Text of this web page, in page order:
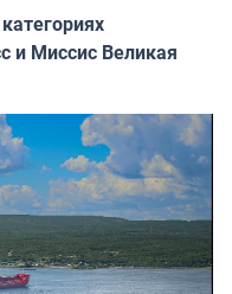
и Миссис Великая